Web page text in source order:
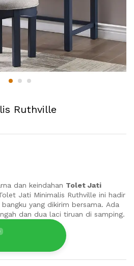
Ruthville
dan keindahan Tolet Jati
Jati Minimalis Ruthville ini hadir
yang dikirim bersama. Ada
dan dua laci tiruan di samping.